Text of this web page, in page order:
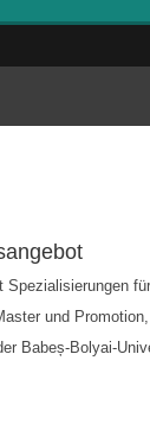
Spezialisierungen
und
Babeș-Bolyai-